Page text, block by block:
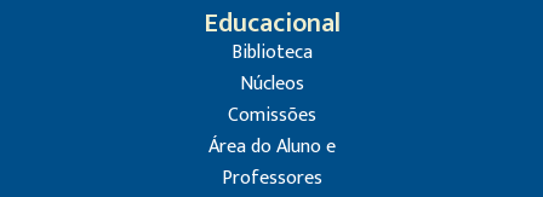
Educacional
Biblioteca
Núcleos
Comissões
Área do Aluno e
Professores